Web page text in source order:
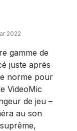
2022
gamme de
juste après
norme pour
VideoMic
de jeu –
au son